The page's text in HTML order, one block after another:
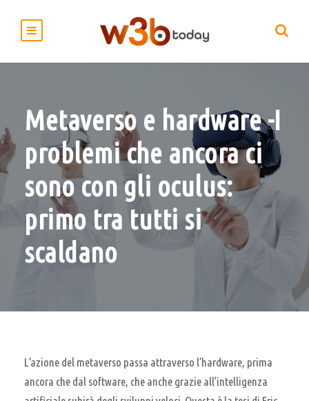
Metaverso e hardware -I
problemi che ancora ci
sono con gli oculus:
primo tra tutti si
scaldano
L’azione del metaverso passa attraverso l’hardware, prima
ancora che dal software, che anche grazie all’intelligenza